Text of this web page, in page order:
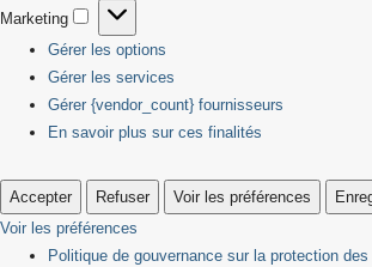
Marketing
Marketing
Gérer les options
Gérer les services
Gérer {vendor_count} fournisseurs
En savoir plus sur ces finalités
Accepter Refuser Voir les préférences
Voir les préférences
Politique de gouvernance sur la protection